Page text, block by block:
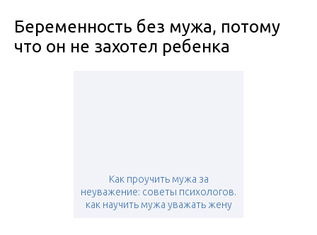
Беременность без мужа, потому
что он не захотел ребенка
Как проучить мужа за
неуважение: советы психологов.
как научить мужа уважать жену